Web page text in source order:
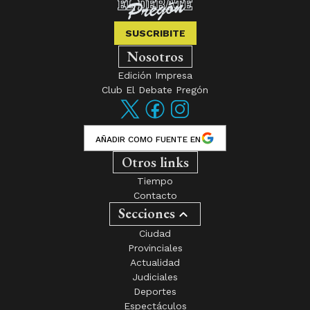
SUSCRIBITE
Nosotros
Edición Impresa
Club El Debate Pregón
AÑADIR COMO FUENTE EN
Otros links
Tiempo
Contacto
Secciones
Ciudad
Provinciales
Actualidad
Judiciales
Deportes
Espectáculos